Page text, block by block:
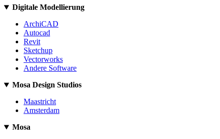
Digitale Modellierung
ArchiCAD
Autocad
Revit
Sketchup
Vectorworks
Andere Software
Mosa Design Studios
Maastricht
Amsterdam
Mosa